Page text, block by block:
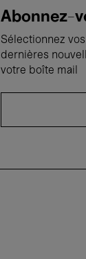
Abonnez-
Sélectionnez
dernières
votre boîte mail